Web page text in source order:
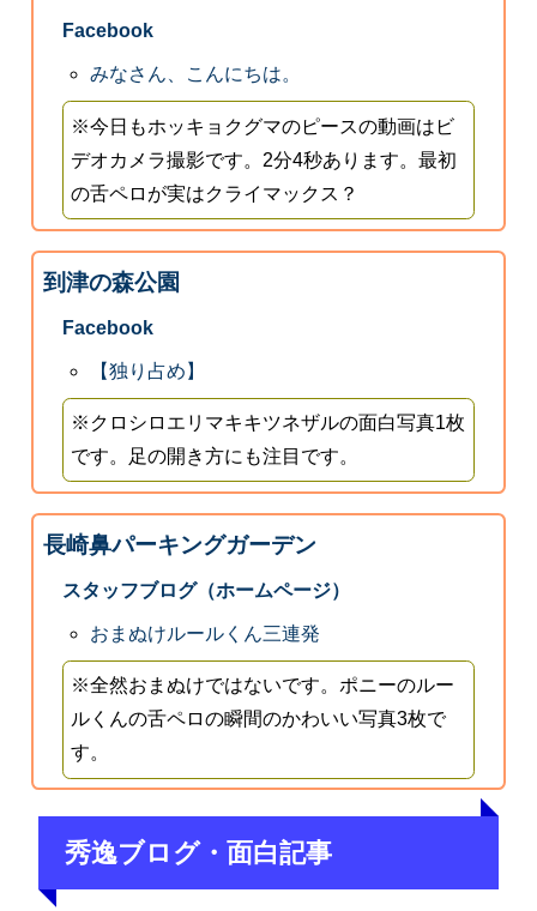
Facebook
みなさん、こんにちは。
※今日もホッキョクグマのピースの動画はビ
デオカメラ撮影です。2分4秒あります。最初
の舌ペロが実はクライマックス？
到津の森公園
Facebook
【独り占め】
※クロシロエリマキキツネザルの面白写真1枚
です。足の開き方にも注目です。
長崎鼻パーキングガーデン
スタッフブログ（ホームページ）
おまぬけルールくん三連発
※全然おまぬけではないです。ポニーのルー
ルくんの舌ペロの瞬間のかわいい写真3枚で
す。
秀逸ブログ・面白記事